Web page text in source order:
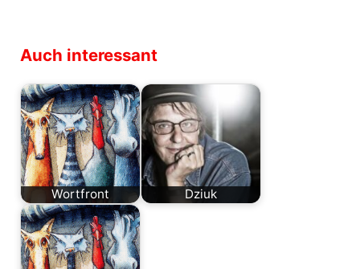
Auch interessant
Wortfront
Dr. Roger Stein,
1975 in Zürich
geboren, erhielt
Dziuk